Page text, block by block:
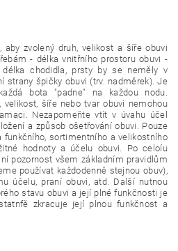
aby zvolený druh, velikost a šíře obuvi
- délka vnitřního prostoru obuvi -
chodidla, prsty by se neměly v
strany špičky obuvi (trv. nadměrek). Je
bota "padne" na každou nodu.
velikost, šíře nebo tvar obuvi nemohou
Nezapomeňte vtít v úvahu účel
a způsob ošetřování obuvi. Pouze
funkčního, sortimentního a velikostního
hodnoty a účelu obuvi. Po celoíu
pozornost všem základním pravidlům
používat každodenně stejnou obuv),
účelu, praní obuvi, atd. Další nutnou
stavu obuvi a její plné funkčnosti je
zkracuje její plnou funkčnost a